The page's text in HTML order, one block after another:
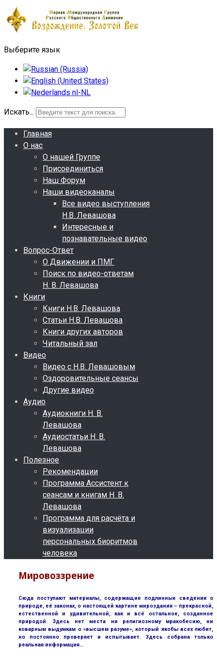
Выберите язык
Искать...
Главная
О нас
О нашей Группе
Присоединиться
Наш Форум
Наши видеоканалы
Все видео выступления
Н.В. Левашова
Интересные и
познавательные видео
Вопрос-Ответ
О Движении и ПМГ
Поиск по видео-ответам
Н. В. Левашова
Книги
Книги Н.В. Левашова
Статьи Н.В. Левашова
Книги других авторов
Читальный зал
Видео
Видео с Н.В. Левашовым
Оздоровительные сеансы
Другие видео
Аудио
Аудиокниги Н. В.
Левашова
Аудиостатьи Н. В.
Левашова
Полезное
Рекомендации
Программа Ассистент к
сеансам и книгам Н. В.
Левашова
Программа для расчёта и
визуализации
персональных биоритмов
человека
Мировоззрение
Сюда поступают материалы, содержащие подлинные сведения о
природе, её законах, о настоящей картине мироздания – прекрасной,
естественной и удивительной, как и всё остальное, созданное
природой. Здесь нет места ни религиозному мракобесию, ни
коварным выдумкам о «высшем разуме», который якобы всех любит,
но постоянно проверяет и испытывает. Здесь собрана только
реальная информация…